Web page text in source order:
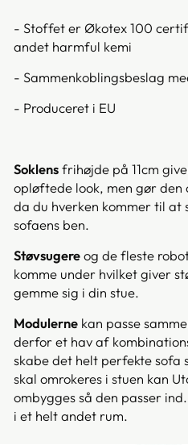
- Stoffet er Økotex 100
andet harmful kemi
- Sammenkoblingsbeslag
- Produceret i EU
Soklensfrihøjde på 11cm
opløftede look, men gør den
da du hverken kommer til
sofaens ben.
Støvsugereog de fleste
komme under hvilket giver
gemme sig i din stue.
Modulerne kan passe
derfor et hav af
skabe det helt perfekte sofa
skal omrokeres i stuen kan
ombygges så den passer
i et helt andet rum.